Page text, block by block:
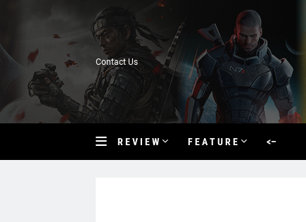
Contact Us
R E V I E W F E A T U R E <–